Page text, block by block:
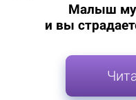
Малыш
и вы